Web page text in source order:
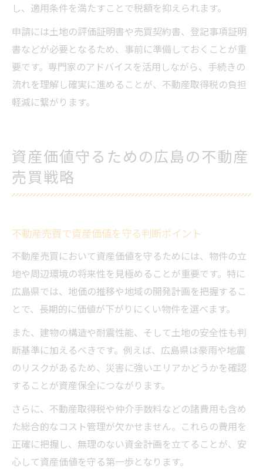
し、適用条件を満たすことで税額を抑えられます。
申請には土地の評価証明書や売買契約書、登記事項証明
書などが必要となるため、事前に準備しておくことが重
要です。専門家のアドバイスを活用しながら、手続きの
流れを理解し確実に進めることが、不動産取得税の負担
軽減に繋がります。
資産価値守るための広島の不動産
売買戦略
不動産売買で資産価値を守る判断ポイント
不動産売買において資産価値を守るためには、物件の立
地や周辺環境の将来性を見極めることが重要です。特に
広島県では、地価の推移や地域の開発計画を把握するこ
とで、長期的に価値が下がりにくい物件を選べます。
また、建物の構造や耐震性能、そして土地の安全性も判
断基準に加えるべきです。例えば、広島県は豪雨や地震
のリスクがあるため、災害に強いエリアかどうかを確認
することが資産保全につながります。
さらに、不動産取得税や仲介手数料などの諸費用も含め
た総合的なコスト管理が欠かせません。これらの費用を
正確に把握し、無理のない資金計画を立てることが、安
心して資産価値を守る第一歩となります。